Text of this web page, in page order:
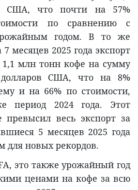
США, что почти на 57%
по сравнению с
годом. В то же
месяцев 2025 года экспорт
1,1 млн тонн кофе на сумму
США, что на 8%
и на 66% по стоимости,
период 2024 года. Этот
превысил весь экспорт за
5 месяцев 2025 года
для новых рекордов.
это также урожайный год
ценами на кофе за всю